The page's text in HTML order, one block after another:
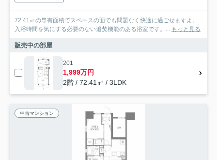
72.41㎡の専有面積でスペースの面でも問題なく快適に過ごせますよ。
入浴時間を気にする必要のない追焚機能のある浴室です。...
もっと見る
販売中の部屋
201
1,999万円
2階 / 72.41㎡ / 3LDK
中古マンション